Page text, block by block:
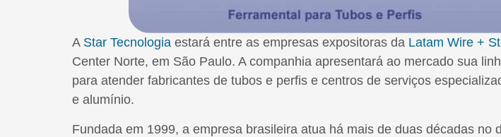
A Star Tecnologia estará entre as empresas expositoras da Latam Wire +
Center Norte, em São Paulo. A companhia apresentará ao mercado sua
para atender fabricantes de tubos e perfis e centros de serviços
e alumínio.
Fundada em 1999, a empresa brasileira atua há mais de duas décadas